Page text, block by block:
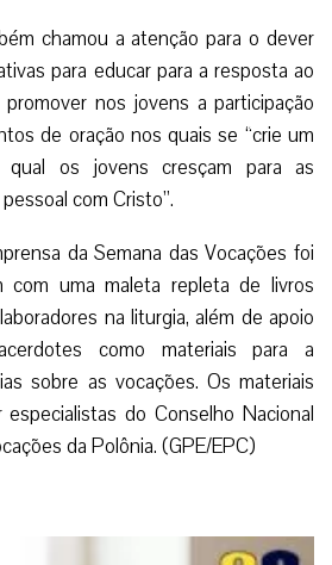
chamou a atenção para o dever
para educar para a resposta ao
nos jovens a participação
de oração nos quais se “crie um
qual os jovens cresçam para as
com Cristo”.
da Semana das Vocações foi
com uma maleta repleta de livros
na liturgia, além de apoio
como materiais para a
sobre as vocações. Os materiais
do Conselho Nacional
da Polônia. (GPE/EPC)